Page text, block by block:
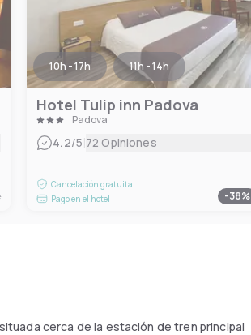
10h - 17h 11h - 14h
Hotel Tulip inn Padova
Padova
4.2/5|72 Opiniones
Cancelación gratuita
Pago en el hotel
-38%
cerca de la estación de tren principal